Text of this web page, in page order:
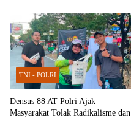
TNI - POLRI
Densus 88 AT Polri Ajak
Masyarakat Tolak Radikalisme dan